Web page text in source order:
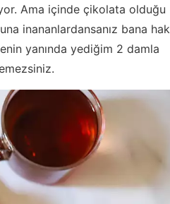
Ama içinde çikolata olduğu
inananlardansanız bana hak
yanında yediğim 2 damla